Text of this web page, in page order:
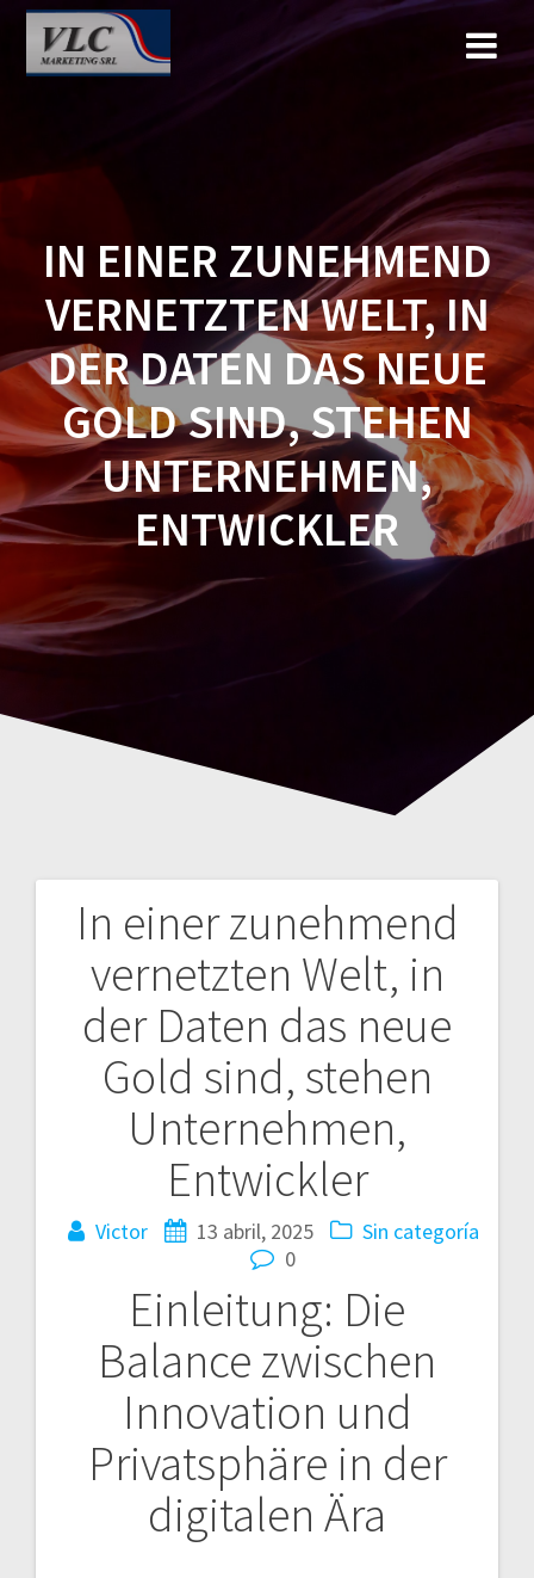
contenido
IN EINER ZUNEHMEND
VERNETZTEN WELT, IN
DER DATEN DAS NEUE
GOLD SIND, STEHEN
UNTERNEHMEN,
ENTWICKLER
In einer zunehmend
vernetzten Welt, in
der Daten das neue
Gold sind, stehen
Unternehmen,
Entwickler
Victor 13 abril, 2025
Sin categoría
0
Einleitung: Die
Balance zwischen
Innovation und
Privatsphäre in der
digitalen Ära
Navegación
entradas